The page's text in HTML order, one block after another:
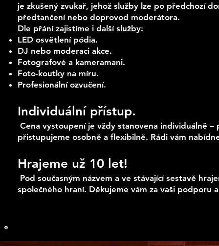
je zkušený zvukař, jehož služby lze po předchozí
předtančení nebo doprovod moderátora.
Dle přání zajistíme i další služby:
LED osvětlení pódia.
DJ nebo moderaci akce.
Fotografové a kameramani.
Foto-koutky na míru.
Profesionální ozvučení.
Individuální přístup.
Cena vystoupení je vždy stanovena individuálně
přistupujeme osobně a flexibilně. Rádi vám
Hrajeme už 10 let!
Pod současným názvem a ve stávající sestavě
společného hraní. Děkujeme vám za vaši podporu